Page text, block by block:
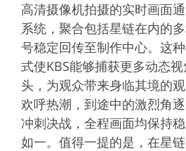
高清摄像机拍摄的实时画面
系统，聚合包括星链在内的
号稳定回传至制作中心。这
式使KBS能够捕获更多动态
头，为观众带来身临其境的
欢呼热潮，到途中的激烈角
冲刺决战，全程画面均保持
如一。值得一提的是，在星